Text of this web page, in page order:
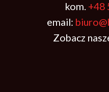
kom. +48
email:
Zobacz